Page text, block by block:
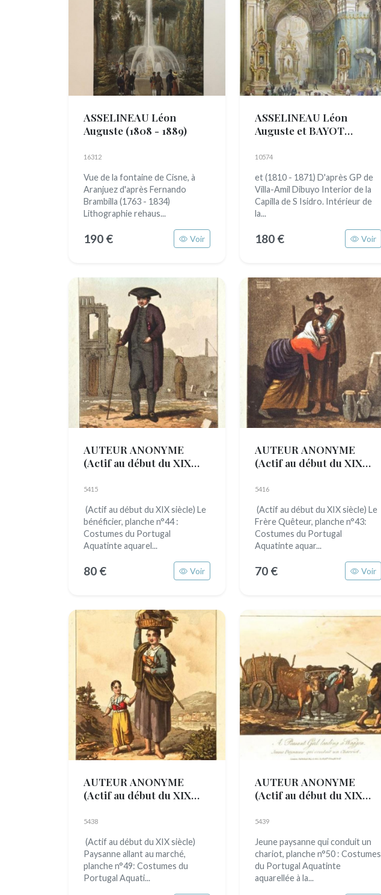
ASSELINEAU Léon
Auguste (1808 - 1889)
16312
Vue de la fontaine de Cisne, à
Aranjuez d'après Fernando
Brambilla (1763 - 1834)
Lithographie rehaus...
190 € Voir
ASSELINEAU Léon
Auguste et BAYOT
(1808 - 1889)
10574
et (1810 - 1871) D'après GP de
Villa-Amil Dibuyo Interior de la
Capilla de S Isidro. Intérieur de
la...
180 € Voir
AUTEUR ANONYME
(Actif au début du XIX
5415
(Actif au début du XIX siècle) Le
bénéficier, planche n°44 :
Costumes du Portugal
Aquatinte aquarel...
80 € Voir
AUTEUR ANONYME
(Actif au début du XIX
5416
(Actif au début du XIX siècle) Le
Frère Quêteur, planche n°43:
Costumes du Portugal
Aquatinte aquar...
70 € Voir
AUTEUR ANONYME
(Actif au début du XIX
5438
(Actif au début du XIX siècle)
Paysanne allant au marché,
planche n°49: Costumes du
Portugal Aquati...
AUTEUR ANONYME
(Actif au début du XIX
5439
Jeune paysanne qui conduit un
chariot, planche n°50 : Costumes
du Portugal Aquatinte
aquarellée à la...